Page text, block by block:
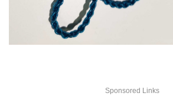
Sponsored Links